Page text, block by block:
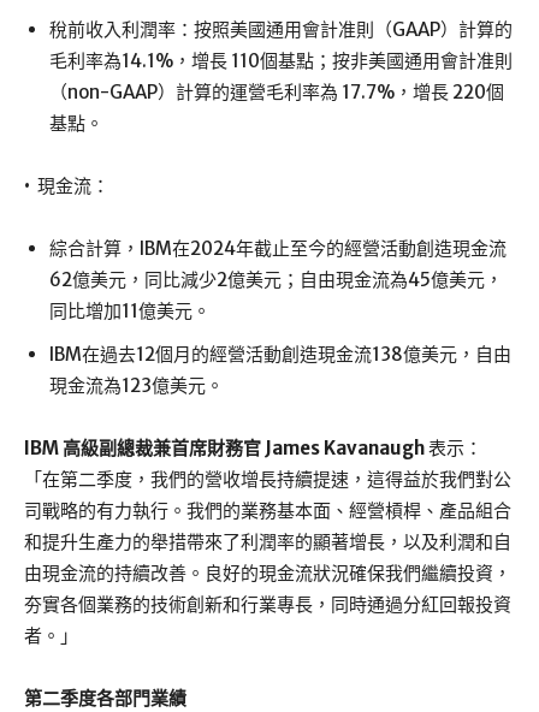
稅前收入利潤率：按照美國通用會計准則（GAAP）計算的
毛利率為14.1%，增長 110個基點；按非美國通用會計准則
（non-GAAP）計算的運營毛利率為 17.7%，增長 220個
基點。
• 現金流：
綜合計算，IBM在2024年截止至今的經營活動創造現金流
62億美元，同比減少2億美元；自由現金流為45億美元，
同比增加11億美元。
IBM在過去12個月的經營活動創造現金流138億美元，自由
現金流為123億美元。
IBM 高級副總裁兼首席財務官 James Kavanaugh表示：
「在第二季度，我們的營收增長持續提速，這得益於我們對公
司戰略的有力執行。我們的業務基本面、經營槓桿、產品組合
和提升生產力的舉措帶來了利潤率的顯著增長，以及利潤和自
由現金流的持續改善。良好的現金流狀況確保我們繼續投資，
夯實各個業務的技術創新和行業專長，同時通過分紅回報投資
者。」
第二季度各部門業績